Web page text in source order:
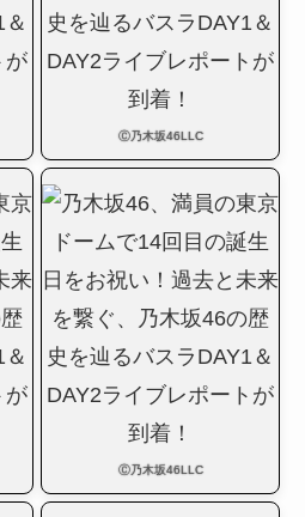
Ⓒ乃木坂46LLC
Ⓒ乃木坂46LLC